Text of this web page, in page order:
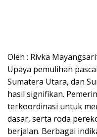
Oleh : Rivka
Upaya pemulihan
Sumatera Utara, dan
hasil signifikan.
terkoordinasi untuk
dasar, serta roda
berjalan. Berbagai